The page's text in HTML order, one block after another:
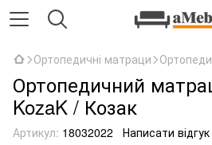
Ортопедичні матраци
Ортопедичний
KozaK / Козак
Артикул: 18032022 Написати відгук